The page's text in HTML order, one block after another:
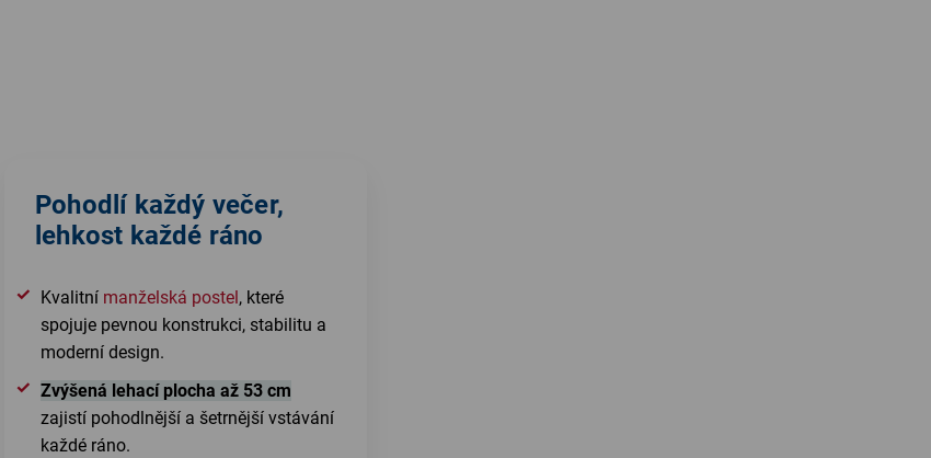
Pohodlí každý večer,
lehkost každé ráno
Kvalitní manželská postel , které
spojuje pevnou konstrukci, stabilitu a
moderní design.
Zvýšená lehací plocha až 53 cm
zajistí pohodlnější a šetrnější vstávání
každé ráno.